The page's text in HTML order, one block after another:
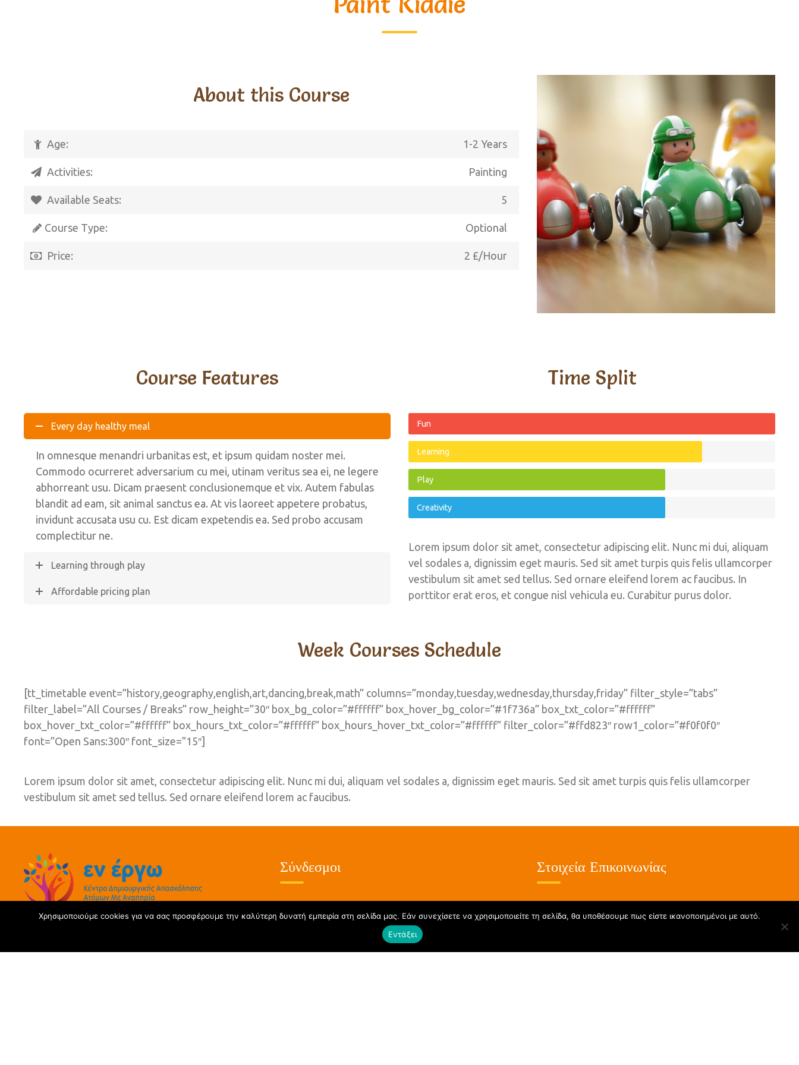
About this Course
Age: 1-2 Years
Activities: Painting
Available Seats: 5
Course Type: Optional
Price: 2 £/Hour
Course Features
Every day healthy meal
In omnesque menandri urbanitas est, et ipsum quidam noster mei.
Commodo ocurreret adversarium cu mei, utinam veritus sea ei, ne legere
abhorreant usu. Dicam praesent conclusionemque et vix. Autem fabulas
blandit ad eam, sit animal sanctus ea. At vis laoreet appetere probatus,
invidunt accusata usu cu. Est dicam expetendis ea. Sed probo accusam
complectitur ne.
Learning through play
Affordable pricing plan
Time Split
Fun
Learning
Play
Creativity
Lorem ipsum dolor sit amet, consectetur adipiscing elit. Nunc mi dui, aliquam
vel sodales a, dignissim eget mauris. Sed sit amet turpis quis felis ullamcorper
vestibulum sit amet sed tellus. Sed ornare eleifend lorem ac faucibus. In
porttitor erat eros, et congue nisl vehicula eu. Curabitur purus dolor.
Week Courses Schedule
[tt_timetable event=”history,geography,english,art,dancing,break,math” columns=”monday,tuesday,wednesday,thursday,friday” filter_style=”tabs”
filter_label=”All Courses / Breaks” row_height=”30″ box_bg_color=”#ffffff” box_hover_bg_color=”#1f736a” box_txt_color=”#ffffff”
box_hover_txt_color=”#ffffff” box_hours_txt_color=”#ffffff” box_hours_hover_txt_color=”#ffffff” filter_color=”#ffd823″ row1_color=”#f0f0f0″
font=”Open Sans:300″ font_size=”15″]
Lorem ipsum dolor sit amet, consectetur adipiscing elit. Nunc mi dui, aliquam vel sodales a, dignissim eget mauris. Sed sit amet turpis quis felis ullamcorper
vestibulum sit amet sed tellus. Sed ornare eleifend lorem ac faucibus.
Σύνδεσμοι
Αρχική
Όροι και Προϋποθέσεις
Στοιχεία Επικοινωνίας
23210 59199
Χρησιμοποιούμε cookies για να σας προσφέρουμε την καλύτερη δυνατή εμπειρία στη σελίδα μας. Εάν συνεχίσετε να χρησιμοποιείτε τη σελίδα, θα υποθέσουμε πως είστε ικανοποιημένοι με αυτό.
Εντάξει